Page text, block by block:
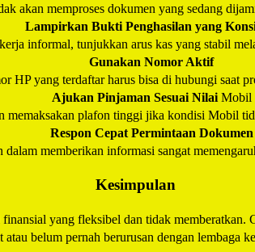
akan memproses dokumen yang sedang
Lampirkan Bukti Penghasilan yang
informal, tunjukkan arus kas yang stabil
Gunakan Nomor Aktif
HP yang terdaftar harus bisa di hubungi saat
Ajukan Pinjaman Sesuai Nilai Mobil
memaksakan plafon tinggi jika kondisi Mobil
Respon Cepat Permintaan Dokumen
dalam memberikan informasi sangat
Kesimpulan
finansial yang fleksibel dan tidak memberatkan.
atau belum pernah berurusan dengan lembaga